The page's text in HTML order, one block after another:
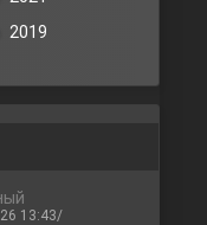
2019
13:43/